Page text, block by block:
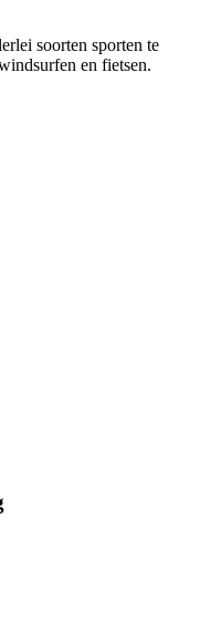
soorten sporten te
en fietsen.